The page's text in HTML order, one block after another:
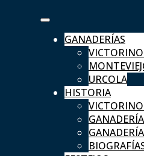
GANADERÍAS
URCOLA
HISTORIA